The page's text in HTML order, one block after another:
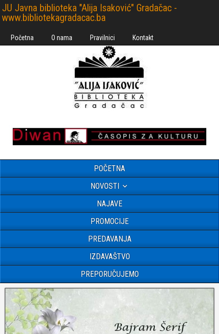
JU Javna biblioteka "Alija Isaković" Gradačac -
www.bibliotekagradacac.ba
Početna O nama Pravilnici Kontakt
POČETNA
NOVOSTI
NAJAVE
PROMOCIJE
PREDAVANJA
IZDAVAŠTVO
PREPORUČUJEMO